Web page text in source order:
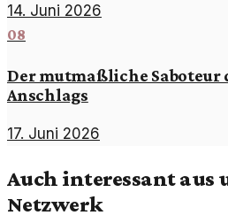
14. Juni 2026
08
Der mutmaßliche Saboteur
Anschlags
17. Juni 2026
Auch interessant aus
Netzwerk